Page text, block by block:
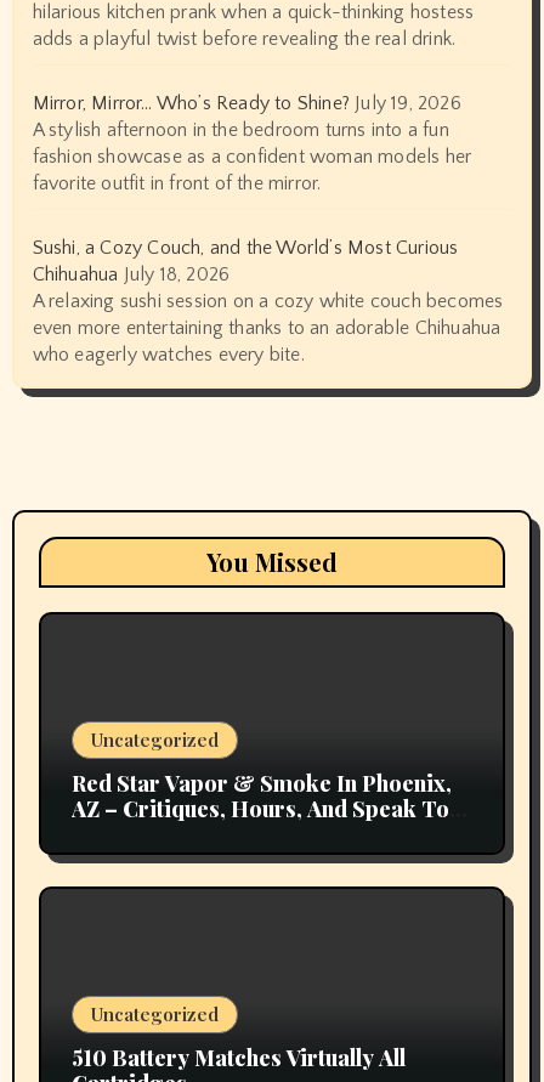
hilarious kitchen prank when a quick-thinking hostess
adds a playful twist before revealing the real drink.
Mirror, Mirror… Who’s Ready to Shine? July 19, 2026
A stylish afternoon in the bedroom turns into a fun
fashion showcase as a confident woman models her
favorite outfit in front of the mirror.
Sushi, a Cozy Couch, and the World’s Most Curious
Chihuahua July 18, 2026
A relaxing sushi session on a cozy white couch becomes
even more entertaining thanks to an adorable Chihuahua
who eagerly watches every bite.
You Missed
Uncategorized
Red Star Vapor & Smoke In Phoenix,
AZ – Critiques, Hours, And Speak To
Uncategorized
510 Battery Matches Virtually All